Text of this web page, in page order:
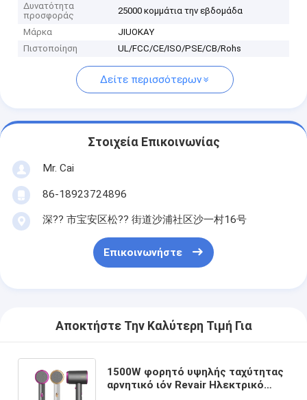
Δυνατότητα
προσφοράς
25000 κομμάτια την εβδομάδα
Μάρκα
JIUOKAY
Πιστοποίηση
UL/FCC/CE/ISO/PSE/CB/Rohs
Δείτε περισσότερων
Στοιχεία Επικοινωνίας
Mr. Cai
86-18923724896
深?? 市宝安区松?? 街道沙浦社区沙一村16号
Επικοινωνήστε
Αποκτήστε Την Καλύτερη Τιμή Για
1500W φορητό υψηλής ταχύτητας
αρνητικό ιόν Revair Ηλεκτρικό